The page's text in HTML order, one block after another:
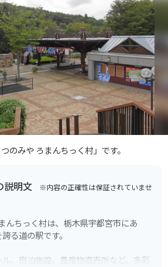
のみや ろまんちっく村」です。
説明文 ※内容の正確性は保証されていませ
んちっく村は、栃木県宇都宮市にあ
る道の駅です。
、宿泊施設、農産物直売所など、多彩